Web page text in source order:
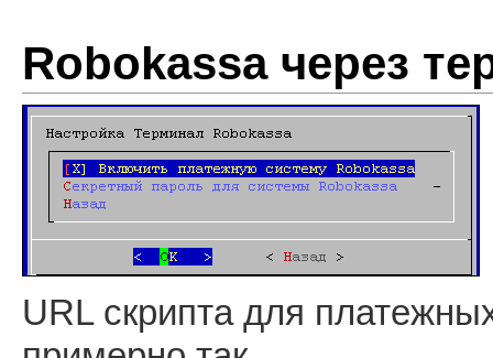
Robokassa через
URL скрипта для